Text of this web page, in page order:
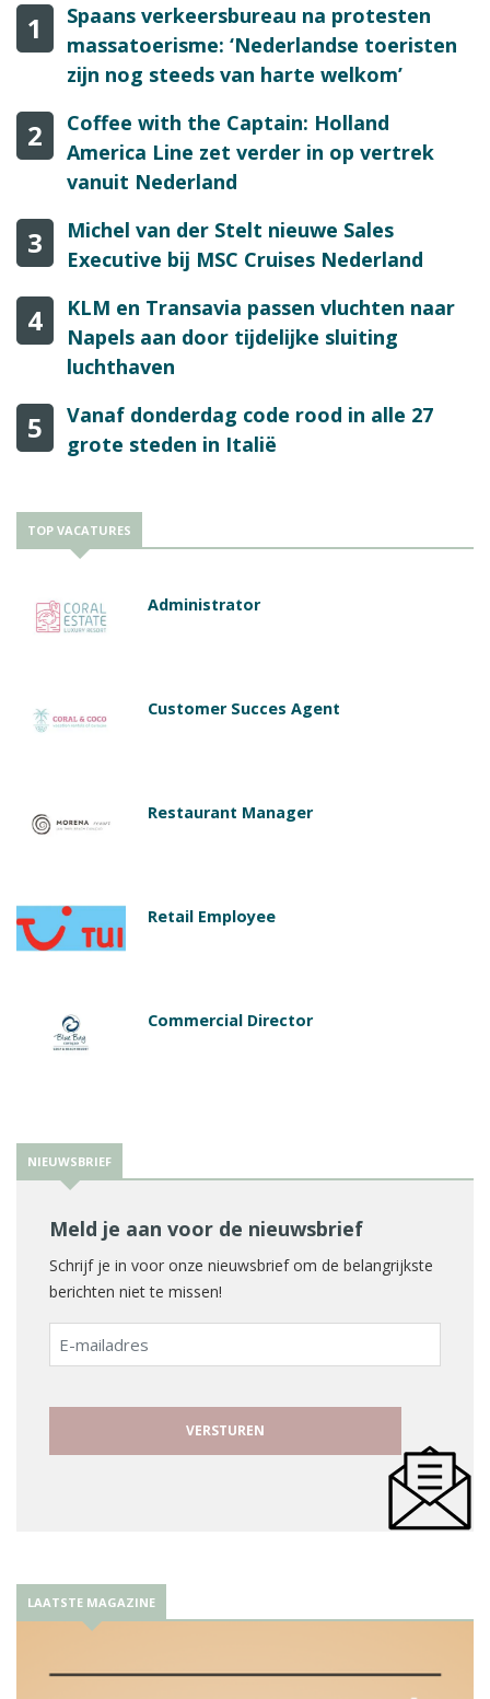
1
Spaans verkeersbureau na protesten
massatoerisme: ‘Nederlandse toeristen
zijn nog steeds van harte welkom’
2
Coffee with the Captain: Holland
America Line zet verder in op vertrek
vanuit Nederland
3
Michel van der Stelt nieuwe Sales
Executive bij MSC Cruises Nederland
4
KLM en Transavia passen vluchten naar
Napels aan door tijdelijke sluiting
luchthaven
5
Vanaf donderdag code rood in alle 27
grote steden in Italië
TOP VACATURES
Administrator
Customer Succes Agent
Restaurant Manager
Retail Employee
Commercial Director
NIEUWSBRIEF
Meld je aan voor de nieuwsbrief
Schrijf je in voor onze nieuwsbrief om de belangrijkste
berichten niet te missen!
E-
mailadres
LAATSTE MAGAZINE